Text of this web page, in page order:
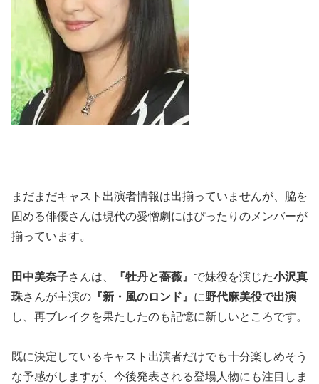
まだまだキャスト出演者情報は出揃っていませんが、脇を
固める俳優さんは現代の愛憎劇にはぴったりのメンバーが
揃っています。
田中美奈子さんは、 『牡丹と薔薇』 で妹役を演じた小沢真
珠さんが主演の 『新・風のロンド』 に野代麻美役で出演
し、再ブレイクを果たしたのも記憶に新しいところです。
既に決定しているキャスト出演者だけでも十分楽しめそう
な予感がしますが、今後発表される登場人物にも注目しま